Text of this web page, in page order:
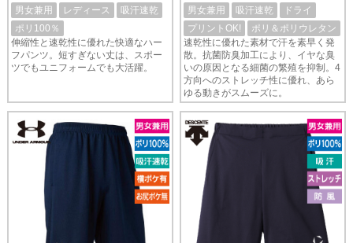
男女兼用
レディース
吸汗速乾
ポリ100％
伸縮性と速乾性に優れた快適なハー
フパンツ。短すぎない丈は、スポー
ツでもユニフォームでも大活躍。
男女兼用
吸汗速乾
ドライ
プリントOK!
ポリ＆ポリウレタン
速乾性に優れた素材で汗を素早く発
散。抗菌防臭加工により、イヤな臭
いの原因となる細菌の繁殖を抑制。4
方向へのストレッチ性に優れ、あら
ゆる動きがスムーズに。